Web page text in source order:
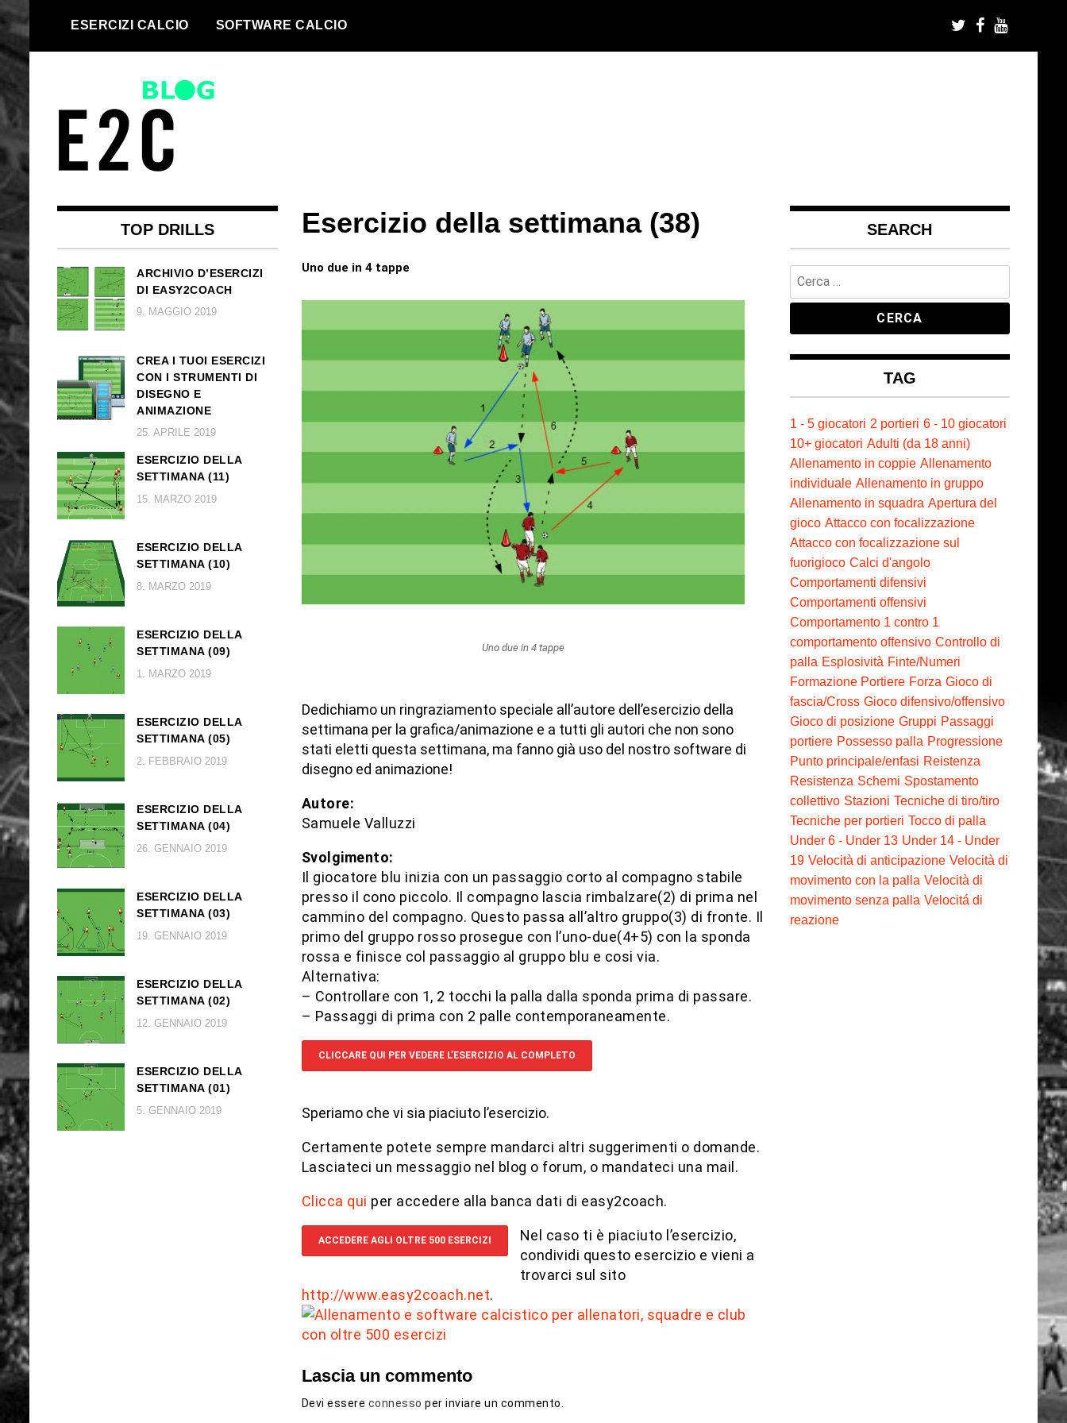
contenuto
ESERCIZI CALCIO SOFTWARE CALCIO
Top football
drills and
football
software
the next level | Football drills and
football software for every team
Esercizio della settimana (38)
Uno due in 4 tappe
Uno due in 4 tappe
Dedichiamo un ringraziamento speciale all’autore dell’esercizio della
settimana per la grafica/animazione e a tutti gli autori che non sono
stati eletti questa settimana, ma fanno già uso del nostro software di
disegno ed animazione!
Autore:
Samuele Valluzzi
Svolgimento:
Il giocatore blu inizia con un passaggio corto al compagno stabile
presso il cono piccolo. Il compagno lascia rimbalzare(2) di prima nel
cammino del compagno. Questo passa all’altro gruppo(3) di fronte. Il
primo del gruppo rosso prosegue con l’uno-due(4+5) con la sponda
rossa e finisce col passaggio al gruppo blu e cosi via.
Alternativa:
– Controllare con 1, 2 tocchi la palla dalla sponda prima di passare.
– Passaggi di prima con 2 palle contemporaneamente.
CLICCARE QUI PER VEDERE L’ESERCIZIO AL COMPLETO
Speriamo che vi sia piaciuto l’esercizio.
Certamente potete sempre mandarci altri suggerimenti o domande.
Lasciateci un messaggio nel blog o forum, o mandateci una mail.
Clicca qui per accedere alla banca dati di easy2coach.
ACCEDERE AGLI OLTRE 500 ESERCIZI
Nel caso ti è piaciuto l’esercizio,
condividi questo esercizio e vieni a
trovarci sul sito
http://www.easy2coach.net.
Lascia un commento
Devi essere connesso per inviare un commento.
TOP DRILLS
ARCHIVIO D’ESERCIZI
DI EASY2COACH
9. MAGGIO 2019
CREA I TUOI ESERCIZI
CON I STRUMENTI DI
DISEGNO E
ANIMAZIONE
25. APRILE 2019
ESERCIZIO DELLA
SETTIMANA (11)
15. MARZO 2019
ESERCIZIO DELLA
SETTIMANA (10)
8. MARZO 2019
ESERCIZIO DELLA
SETTIMANA (09)
1. MARZO 2019
ESERCIZIO DELLA
SETTIMANA (05)
2. FEBBRAIO 2019
ESERCIZIO DELLA
SETTIMANA (04)
26. GENNAIO 2019
ESERCIZIO DELLA
SETTIMANA (03)
19. GENNAIO 2019
ESERCIZIO DELLA
SETTIMANA (02)
12. GENNAIO 2019
ESERCIZIO DELLA
SETTIMANA (01)
5. GENNAIO 2019
SEARCH
Ricerca
per:
TAG
1 - 5 giocatori 2 portieri 6 - 10 giocatori
10+ giocatori Adulti (da 18 anni)
Allenamento in coppie Allenamento
individuale Allenamento in gruppo
Allenamento in squadra Apertura del
gioco Attacco con focalizzazione
Attacco con focalizzazione sul
fuorigioco Calci d'angolo
Comportamenti difensivi
Comportamenti offensivi
Comportamento 1 contro 1
comportamento offensivo Controllo di
palla Esplosività Finte/Numeri
Formazione Portiere Forza Gioco di
fascia/Cross Gioco difensivo/offensivo
Gioco di posizione Gruppi Passaggi
portiere Possesso palla Progressione
Punto principale/enfasi Reistenza
Resistenza Schemi Spostamento
collettivo Stazioni Tecniche di tiro/tiro
Tecniche per portieri Tocco di palla
Under 6 - Under 13 Under 14 - Under
19 Velocità di anticipazione Velocità di
movimento con la palla Velocità di
movimento senza palla Velocitá di
reazione